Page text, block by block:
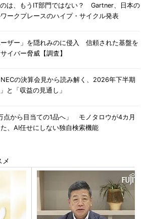
は、もうIT部門ではない？ Gartner、日本の
ークプレースのハイプ・サイクル発表
ーザー」を隠れみのに侵入 信頼された基盤を
イバー脅威【調査】
の決算会見から読み解く、2026年下半期
」と「収益の見通し」
点から目当ての1品へ」 モノタロウが4カ月
、AI任せにしない独自検索機能
メ